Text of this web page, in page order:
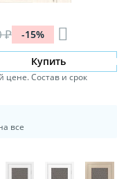
₽ -15%
Купить
цене. Состав и срок
все